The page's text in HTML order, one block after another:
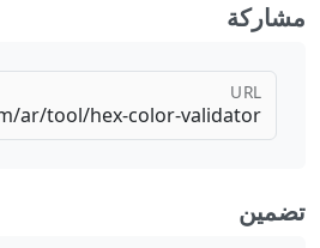
مشاركة
URL
تضمين